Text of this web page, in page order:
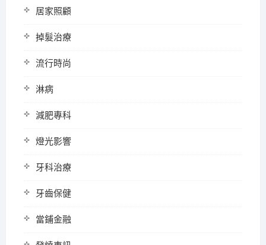
居家照顧
掉髮治療
流行時尚
淋病
減肥專科
燈光影響
牙科治療
牙齒保健
當鋪金融